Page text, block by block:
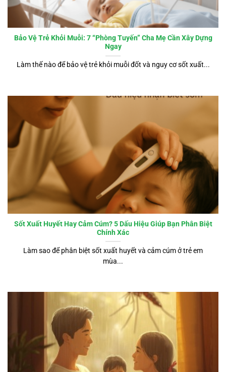
Bảo Vệ Trẻ Khỏi Muỗi: 7 “Phòng Tuyến” Cha Mẹ Cần Xây Dựng
Ngay
Làm thế nào để bảo vệ trẻ khỏi muỗi đốt và nguy cơ sốt xuất...
Sốt Xuất Huyết Hay Cảm Cúm? 5 Dấu Hiệu Giúp Bạn Phân Biệt
Chính Xác
Làm sao để phân biệt sốt xuất huyết và cảm cúm ở trẻ em
mùa...